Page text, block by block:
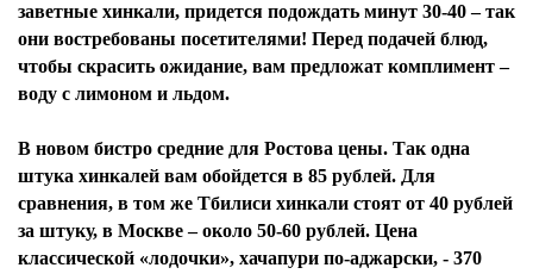
заветные хинкали, придется подождать минут 30-40 – так
они востребованы посетителями! Перед подачей блюд,
чтобы скрасить ожидание, вам предложат комплимент –
воду с лимоном и льдом.
В новом бистро средние для Ростова цены. Так одна
штука хинкалей вам обойдется в 85 рублей. Для
сравнения, в том же Тбилиси хинкали стоят от 40 рублей
за штуку, в Москве – около 50-60 рублей. Цена
классической «лодочки», хачапури по-аджарски, - 370